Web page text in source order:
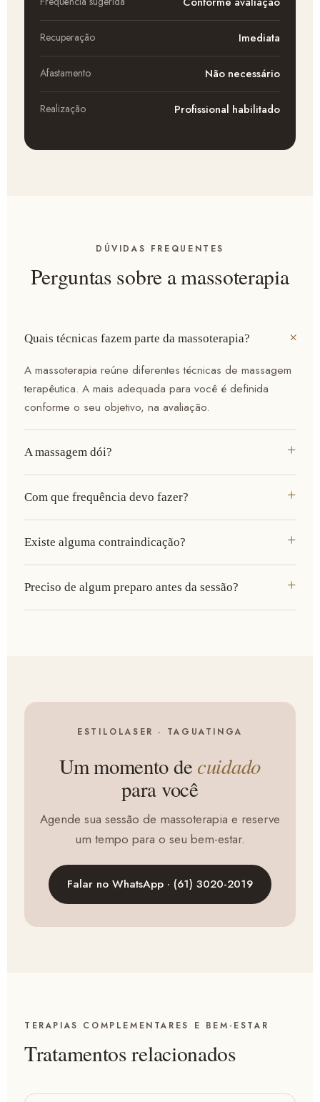
Recuperação Imediata
Afastamento Não necessário
Realização Profissional habilitado
DÚVIDAS FREQUENTES
Perguntas sobre a massoterapia
Quais técnicas fazem parte da massoterapia?
A massoterapia reúne diferentes técnicas de massagem
terapêutica. A mais adequada para você é definida
conforme o seu objetivo, na avaliação.
A massagem dói?
Com que frequência devo fazer?
Existe alguma contraindicação?
Preciso de algum preparo antes da sessão?
ESTILOLASER · TAGUATINGA
Um momento de cuidado
para você
Agende sua sessão de massoterapia e reserve
um tempo para o seu bem-estar.
Falar no WhatsApp · (61) 3020-2019
TERAPIAS COMPLEMENTARES E BEM-ESTAR
Tratamentos relacionados